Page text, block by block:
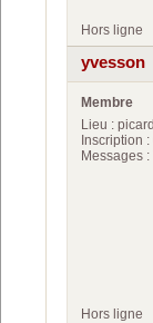
Hors ligne
yvesson
Membre
Lieu :
Inscription
Messages :
Hors ligne